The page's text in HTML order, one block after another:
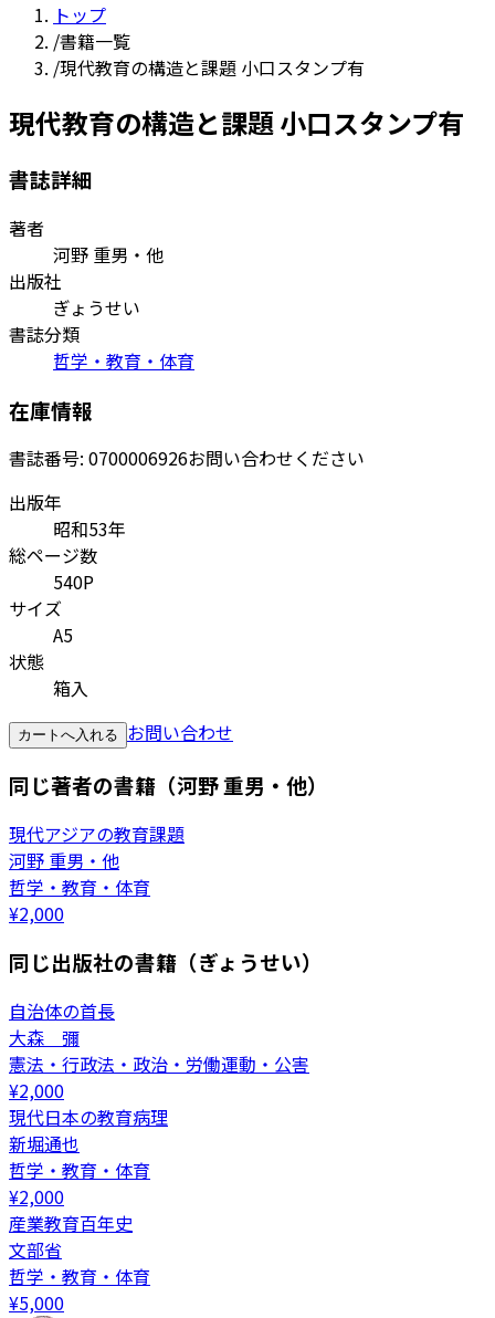
トップ
/書籍一覧
/現代教育の構造と課題 小口スタンプ有
現代教育の構造と課題 小口スタンプ有
書誌詳細
著者
河野 重男・他
出版社
ぎょうせい
書誌分類
哲学・教育・体育
在庫情報
書誌番号: 0700006926お問い合わせください
出版年
昭和53年
総ページ数
540P
サイズ
A5
状態
箱入
カートへ入れる お問い合わせ
同じ著者の書籍（河野 重男・他）
現代アジアの教育課題
河野 重男・他
哲学・教育・体育
¥2,000
同じ出版社の書籍（ぎょうせい）
自治体の首長
大森 彌
憲法・行政法・政治・労働運動・公害
¥2,000
現代日本の教育病理
新堀通也
哲学・教育・体育
¥2,000
産業教育百年史
文部省
哲学・教育・体育
¥5,000